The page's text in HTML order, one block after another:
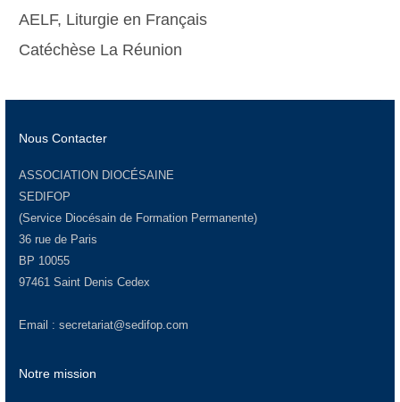
AELF, Liturgie en Français
Catéchèse La Réunion
Nous Contacter
ASSOCIATION DIOCÉSAINE
SEDIFOP
(Service Diocésain de Formation Permanente)
36 rue de Paris
BP 10055
97461 Saint Denis Cedex
Email : secretariat@sedifop.com
Notre mission